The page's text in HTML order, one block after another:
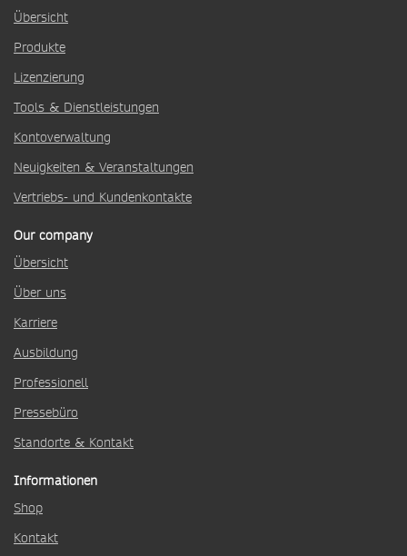
Übersicht
Produkte
Lizenzierung
Tools & Dienstleistungen
Kontoverwaltung
Neuigkeiten & Veranstaltungen
Vertriebs- und Kundenkontakte
Our company
Übersicht
Über uns
Karriere
Ausbildung
Professionell
Pressebüro
Standorte & Kontakt
Informationen
Shop
Kontakt